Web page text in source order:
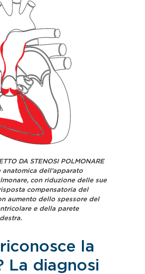
DA STENOSI POLMONARE
anatomica dell’apparato
con riduzione delle sue
compensatoria del
aumento dello spessore del
e della parete
la
La diagnosi